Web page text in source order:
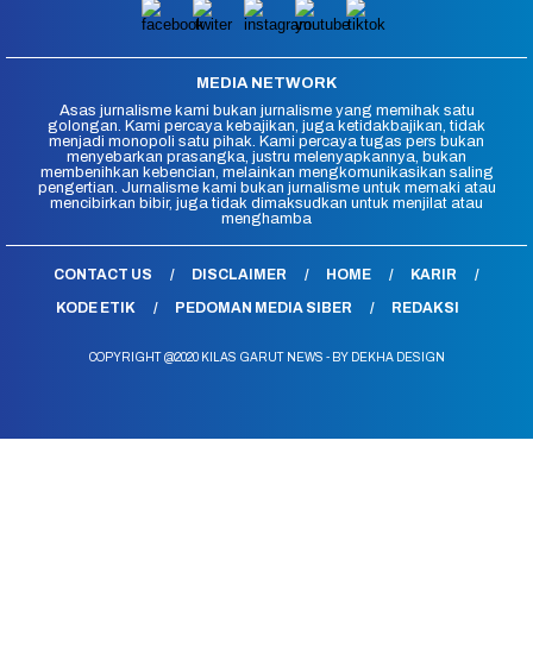
MEDIA NETWORK
Asas jurnalisme kami bukan jurnalisme yang memihak satu
golongan. Kami percaya kebajikan, juga ketidakbajikan, tidak
menjadi monopoli satu pihak. Kami percaya tugas pers bukan
menyebarkan prasangka, justru melenyapkannya, bukan
membenihkan kebencian, melainkan mengkomunikasikan saling
pengertian. Jurnalisme kami bukan jurnalisme untuk memaki atau
mencibirkan bibir, juga tidak dimaksudkan untuk menjilat atau
menghamba
CONTACT US DISCLAIMER HOME
KARIR
KODE ETIK
PEDOMAN MEDIA SIBER REDAKSI
COPYRIGHT @2020 KILAS GARUT NEWS - BY DEKHA DESIGN